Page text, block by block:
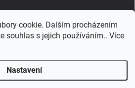
cookie. Dalším procházením
souhlas s jejich používáním.. Více
Nastavení
>